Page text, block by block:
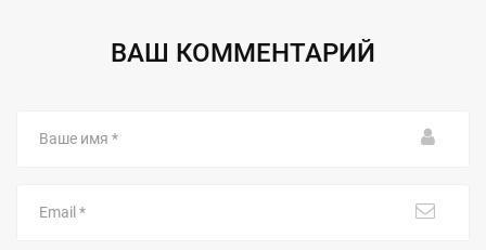
ВАШ КОММЕНТАРИЙ
имя